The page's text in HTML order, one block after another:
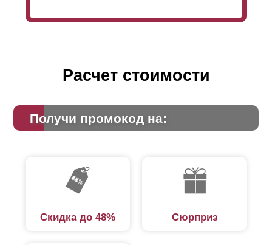
гарантирует полную скрытность со стороны улицы.
Расчет стоимости
Получи промокод на:
Скидка до 48% Сюрприз